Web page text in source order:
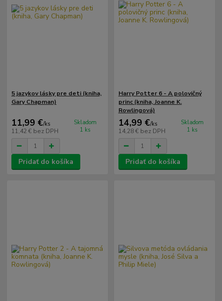
5 jazykov lásky pre deti (kniha,
Gary Chapman)
11,99 €/ks
11,42 € bez DPH
Skladom
1 ks
Pridať do košíka
Harry Potter 6 - A polovičný
princ (kniha, Joanne K.
Rowlingová)
14,99 €/ks
14,28 € bez DPH
Skladom
1 ks
Pridať do košíka